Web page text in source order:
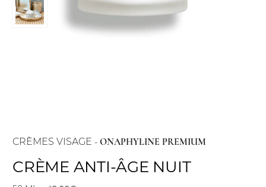
CRÈMES VISAGE - ONAPHYLINE PREMIUM
CRÈME ANTI-ÂGE NUIT